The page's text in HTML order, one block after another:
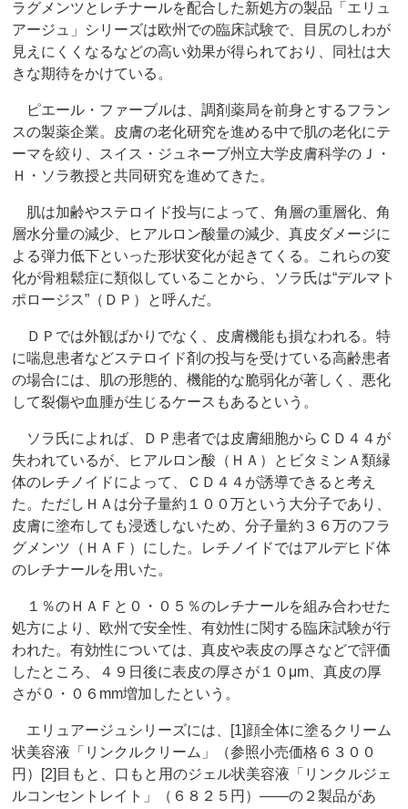
ラグメンツとレチナールを配合した新処方の製品「エリュ
アージュ」シリーズは欧州での臨床試験で、目尻のしわが
見えにくくなるなどの高い効果が得られており、同社は大
きな期待をかけている。
ピエール・ファーブルは、調剤薬局を前身とするフラン
スの製薬企業。皮膚の老化研究を進める中で肌の老化にテ
ーマを絞り、スイス・ジュネーブ州立大学皮膚科学のＪ・
Ｈ・ソラ教授と共同研究を進めてきた。
肌は加齢やステロイド投与によって、角層の重層化、角
層水分量の減少、ヒアルロン酸量の減少、真皮ダメージに
よる弾力低下といった形状変化が起きてくる。これらの変
化が骨粗鬆症に類似していることから、ソラ氏は“デルマト
ポロージス”（ＤＰ）と呼んだ。
ＤＰでは外観ばかりでなく、皮膚機能も損なわれる。特
に喘息患者などステロイド剤の投与を受けている高齢患者
の場合には、肌の形態的、機能的な脆弱化が著しく、悪化
して裂傷や血腫が生じるケースもあるという。
ソラ氏によれば、ＤＰ患者では皮膚細胞からＣＤ４４が
失われているが、ヒアルロン酸（ＨＡ）とビタミンＡ類縁
体のレチノイドによって、ＣＤ４４が誘導できると考え
た。ただしＨＡは分子量約１００万という大分子であり、
皮膚に塗布しても浸透しないため、分子量約３６万のフラ
グメンツ（ＨＡＦ）にした。レチノイドではアルデヒド体
のレチナールを用いた。
１％のＨＡＦと０・０５％のレチナールを組み合わせた
処方により、欧州で安全性、有効性に関する臨床試験が行
われた。有効性については、真皮や表皮の厚さなどで評価
したところ、４９日後に表皮の厚さが１０μm、真皮の厚
さが０・０６mm増加したという。
エリュアージュシリーズには、[1]顔全体に塗るクリーム
状美容液「リンクルクリーム」（参照小売価格６３００
円）[2]目もと、口もと用のジェル状美容液「リンクルジェ
ルコンセントレイト」（６８２５円）――の２製品があ